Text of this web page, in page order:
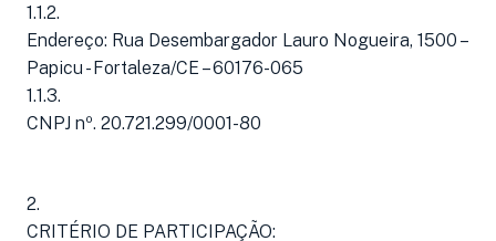
1.1.2.
Endereço: Rua Desembargador Lauro Nogueira, 1500 –
Papicu - Fortaleza/CE – 60176-065
1.1.3.
CNPJ nº. 20.721.299/0001-80
2.
CRITÉRIO DE PARTICIPAÇÃO: